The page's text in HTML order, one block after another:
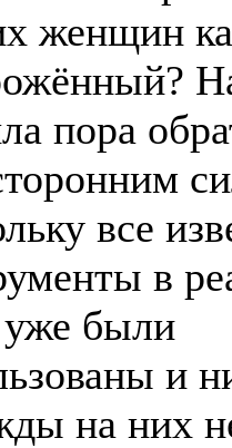
женщин
пора
все
в
были
и
на них